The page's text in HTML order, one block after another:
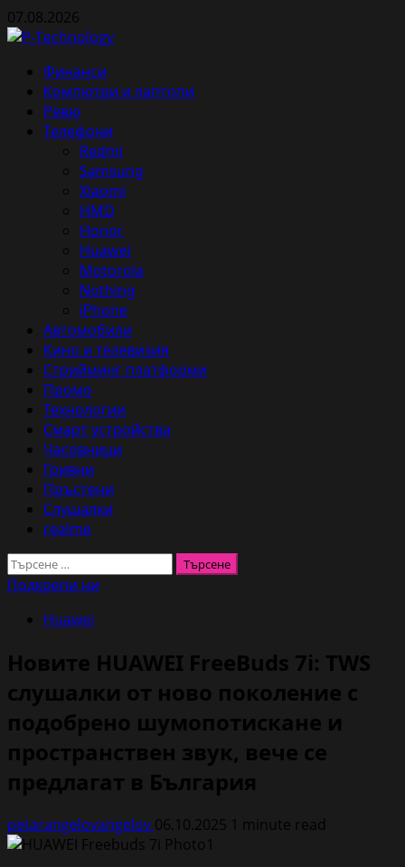
Skip
to
07.08.2026
Primary
Menu
Финанси
Компютри и лаптопи
Ревю
Телефони
Redmi
Samsung
Xiaomi
HMD
Honor
Huawei
Motorola
Nothing
iPhone
Автомобили
Кино и телевизия
Стрийминг платформи
Промо
Технологии
Смарт устройства
Часовници
Гривни
Пръстени
Слушалки
realme
Търсене
за:
Подкрепи ни
Huawei
Новите HUAWEI FreeBuds 7i: TWS
слушалки от ново поколение с
подобрено шумопотискане и
пространствен звук, вече се
предлагат в България
petarangelovangelov 06.10.2025 1 minute read